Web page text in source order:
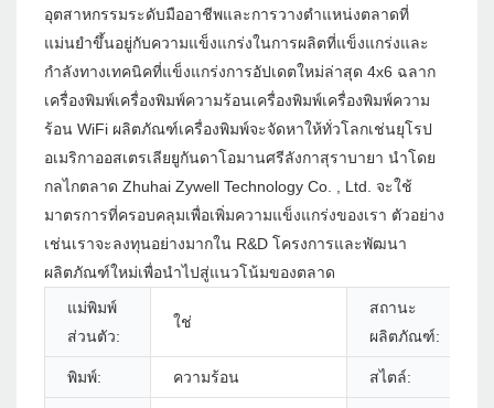
อุตสาหกรรมระดับมืออาชีพและการวางตำแหน่งตลาดที่
แม่นยำขึ้นอยู่กับความแข็งแกร่งในการผลิตที่แข็งแกร่งและ
กำลังทางเทคนิคที่แข็งแกร่งการอัปเดตใหม่ล่าสุด 4x6 ฉลาก
เครื่องพิมพ์เครื่องพิมพ์ความร้อนเครื่องพิมพ์เครื่องพิมพ์ความ
ร้อน WiFi ผลิตภัณฑ์เครื่องพิมพ์จะจัดหาให้ทั่วโลกเช่นยุโรป
อเมริกาออสเตรเลียยูกันดาโอมานศรีลังกาสุราบายา นำโดย
กลไกตลาด Zhuhai Zywell Technology Co. , Ltd. จะใช้
มาตรการที่ครอบคลุมเพื่อเพิ่มความแข็งแกร่งของเรา ตัวอย่าง
เช่นเราจะลงทุนอย่างมากใน R&D โครงการและพัฒนา
ผลิตภัณฑ์ใหม่เพื่อนำไปสู่แนวโน้มของตลาด
แม่พิมพ์
ส่วนตัว:
ใช่
สถานะ
ผลิตภัณฑ์:
พิมพ์: ความร้อน สไตล์: